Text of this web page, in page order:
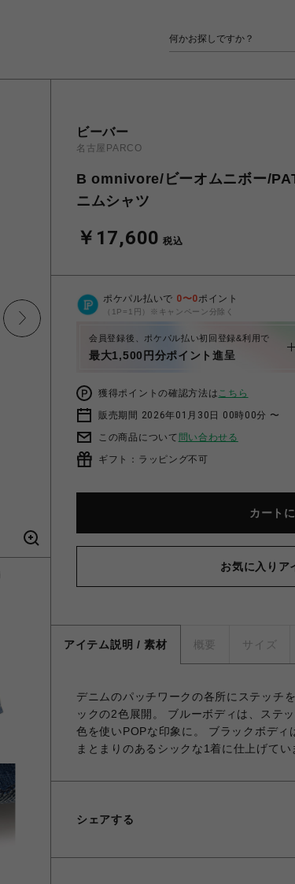
ビーバー
名古屋PARCO
B omnivore/ビーオムニボー/
ニムシャツ
￥17,600 税込
ポケパル払いで 0〜0ポイント
（1P=1円）※キャンペーン分除く
会員登録後、ポケパル払い初回登録&利用で
最大1,500円分ポイント進呈
獲得ポイントの確認方法はこちら
販売期間 2026年01月30日 00時00分 〜
この商品について 問い合わせる
ギフト：ラッピング不可
カート
お気に入りア
アイテム説明 / 素材 概要 サイズ
デニムのパッチワークの各所にステッチ
ックの2色展開。 ブルーボディは、ステ
色を使いPOPな印象に。 ブラックボデ
まとまりのあるシックな1着に仕上げてい
シェアする